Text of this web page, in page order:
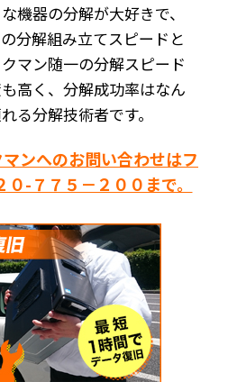
機器の分解が大好きで、
分解組み立てスピードと
マン随一の分解スピード
高く、分解成功率はなん
る分解技術者です。
ンへのお問い合わせはフ
-７７５－２００まで。